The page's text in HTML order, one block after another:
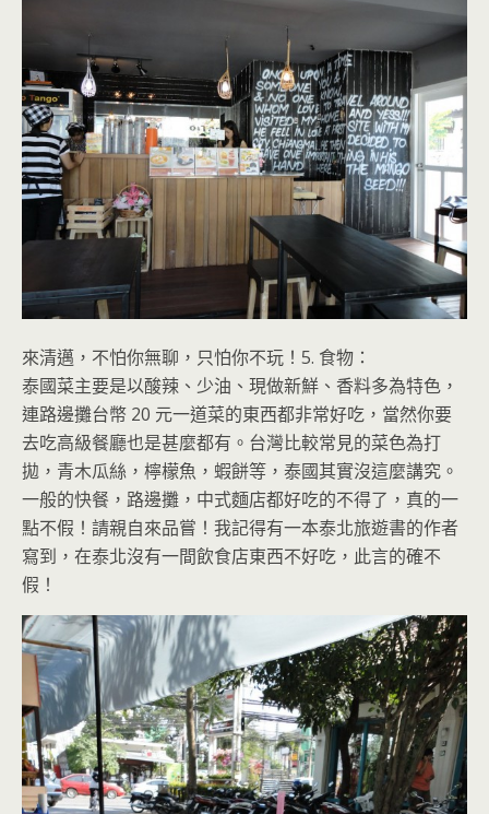
來清邁，不怕你無聊，只怕你不玩！ 5. 食物：
泰國菜主要是以酸辣、少油、現做新鮮、香料多為特色，
連路邊攤台幣 20 元一道菜的東西都非常好吃，當然你要
去吃高級餐廳也是甚麼都有。台灣比較常見的菜色為打
拋，青木瓜絲，檸檬魚，蝦餅等，泰國其實沒這麼講究。
一般的快餐，路邊攤，中式麵店都好吃的不得了，真的一
點不假！請親自來品嘗！我記得有一本泰北旅遊書的作者
寫到，在泰北沒有一間飲食店東西不好吃，此言的確不
假！